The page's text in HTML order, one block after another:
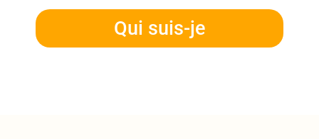
Qui suis-je